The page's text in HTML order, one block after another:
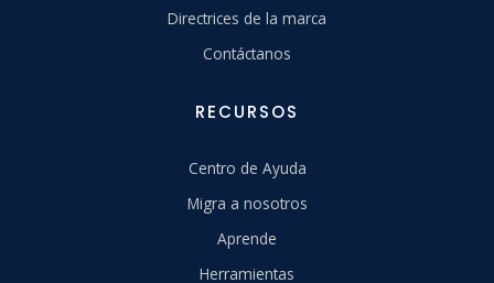
Directrices de la marca
Contáctanos
RECURSOS
Centro de Ayuda
Migra a nosotros
Aprende
Herramientas